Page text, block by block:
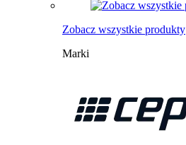
Zobacz wszystkie produkty
Marki